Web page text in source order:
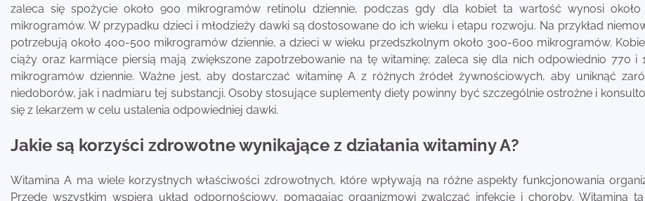
zaleca się spożycie około 900 mikrogramów retinolu dziennie, podczas gdy dla kobiet ta wartość wynosi około
mikrogramów. W przypadku dzieci i młodzieży dawki są dostosowane do ich wieku i etapu rozwoju. Na przykład
potrzebują około 400-500 mikrogramów dziennie, a dzieci w wieku przedszkolnym około 300-600 mikrogramów.
ciąży oraz karmiące piersią mają zwiększone zapotrzebowanie na tę witaminę; zaleca się dla nich odpowiednio 770 i
mikrogramów dziennie. Ważne jest, aby dostarczać witaminę A z różnych źródeł żywnościowych, aby uniknąć
niedoborów, jak i nadmiaru tej substancji. Osoby stosujące suplementy diety powinny być szczególnie ostrożne i
się z lekarzem w celu ustalenia odpowiedniej dawki.
Jakie są korzyści zdrowotne wynikające z działania witaminy A?
Witamina A ma wiele korzystnych właściwości zdrowotnych, które wpływają na różne aspekty funkcjonowania
Przede wszystkim wspiera układ odpornościowy, pomagając organizmowi zwalczać infekcje i choroby. Witamina